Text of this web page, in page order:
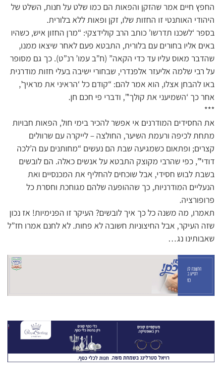
החפץ חיים אמר שהזקן והפאות הם כמו שלט על חנות, השלט של
היהודי האותנטי זו החזות שלו, זקן ופאות ללא בלורית.
בספר ‘לשכנו תדרשו’ כותב הרב קולידצקי: “מרן החזון איש, כשהיו
באים אליו בחורים עם בלורית, התבטא פעם לאחר שיצאו ממנו,
שהדבר מאוס עליו עד כדי הקאה” (ח”ב עמו’ רנ”ט). כך גם מסופר
על רבי שלמה אליעזר אלפנדרי, שבחורי ישיבה בעלי חזות מודרנית
באו להבחן אצלו, הוא אמר להם: “קודם כל ‘הראיני את מראיך’,
אחר כך ‘השמיעני את קולך'”, ודברי פי חכם חן.
***
את החסידים המודרנים אי אפשר להכיר בימי חול, הפאות חבויות
מתחת לכיפה ורעמת השיער, החולצה – לייקרה עם שרוולים
קצרים; ופתאום כשמגיעה שבת הם נעשים “מחותנים עם ה’לכה
דודי'”, כפי שהרבי מקוצק התבטא על אנשים כאלה. הם לובשים
בשבת לבוש חסידי, אבל שוכחים להחליף את המכנסיים ואת
הנעליים המודרניות, כך שההופעה שלהם מגוחכת וחסרת כל
פרופורציה.
תאמרו, מה משנה כל כך איך לובשים? העיקר זו הפנימיות! אז נכון
שזה העיקר, אבל החיצוניות חשובה לא פחות. לא לחנם אמרו חז”ל
שאבותינו נג…